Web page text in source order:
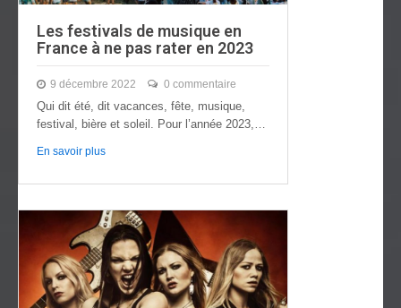
Les festivals de musique en
France à ne pas rater en 2023
9 décembre 2022 0 commentaire
Qui dit été, dit vacances, fête, musique,
festival, bière et soleil. Pour l’année 2023,…
En savoir plus